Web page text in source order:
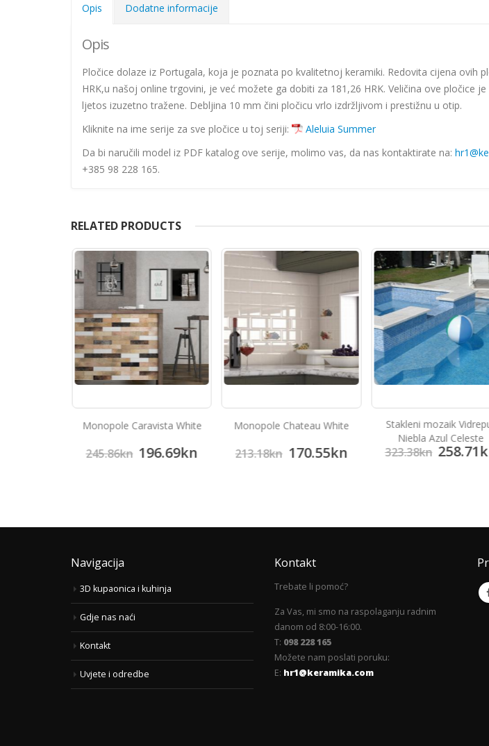
Opis Dodatne informacije
Opis
Pločice dolaze iz Portugala, koja je poznata po kvalitetnoj keramiki. Redovita cijena ovih
HRK,u našoj online trgovini, je već možete ga dobiti za 181,26 HRK. Veličina ove pločice
ljetos izuzetno tražene. Debljina 10 mm čini pločicu vrlo izdržljivom i prestižnu u otip.
Kliknite na ime serije za sve pločice u toj seriji:
Aleluia Summer
Da bi naručili model iz PDF katalog ove serije, molimo vas, da nas kontaktirate na:
+385 98 228 165.
RELATED PRODUCTS
Monopole Caravista White
245.86kn 196.69kn
Monopole Chateau White
213.18kn 170.55kn
Stakleni mozaik
Niebla Azul Celeste
323.38kn 258.71
Navigacija
3D kupaonica i kuhinja
Gdje nas naći
Kontakt
Uvjete i odredbe
Kontakt
Trebate li pomoć?
Za Vas, mi smo na raspolaganju radnim
danom od 8:00-16:00.
T: 098 228 165
Možete nam poslati poruku:
E: hr1@keramika.com